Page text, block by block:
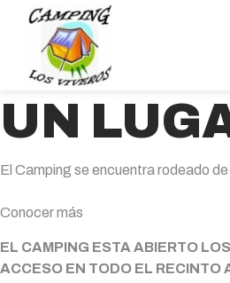
UN
El Camping se encuentra rodeado
Conocer más
EL CAMPING ESTA ABIERTO
ACCESO EN TODO EL RECINTO